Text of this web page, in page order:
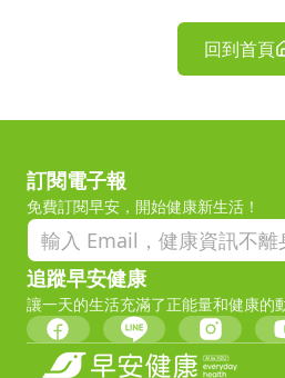
回到首頁
訂閱電子報
免費訂閱早安，開始健康新生活！
追蹤早安健康
讓一天的生活充滿了正能量和健康的